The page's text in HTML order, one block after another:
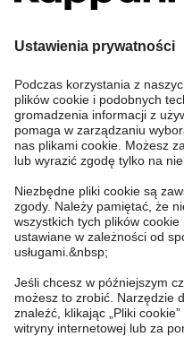
Potrzebujesz pomocy?
Sklep internetowy
Częste pytania
Twoje zamówienie
Skontaktuj się z nami
Znajdź sklep
Kappahl Club
Mój profil
Kappahl Club
Warunki członkostwa
O nas
O Kappahl Group
Zrównoważony rozwój
Warunki i zasady
Ogólne warunki zakupu
Więcej od nas